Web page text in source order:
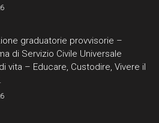
graduatorie provvisorie –
di Servizio Civile Universale
vita – Educare, Custodire, Vivere il